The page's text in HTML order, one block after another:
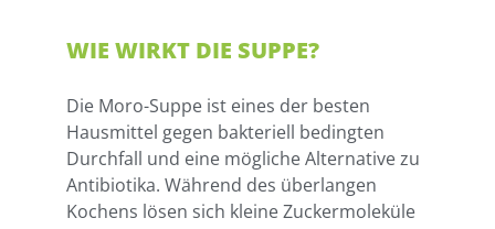
WIE WIRKT DIE SUPPE?
Die Moro-Suppe ist eines der besten
Hausmittel gegen bakteriell bedingten
Durchfall und eine mögliche Alternative zu
Antibiotika. Während des überlangen
Kochens lösen sich kleine Zuckermoleküle